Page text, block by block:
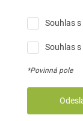
Souhlas
Souhlas
*Povinná pole